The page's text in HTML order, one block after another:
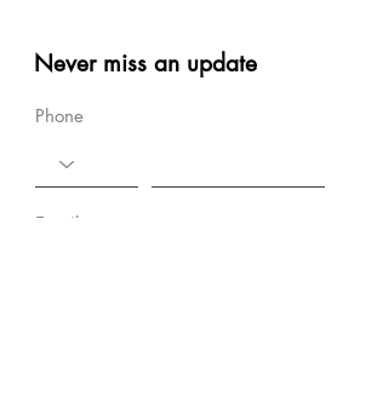
Never miss an update
Phone
Email